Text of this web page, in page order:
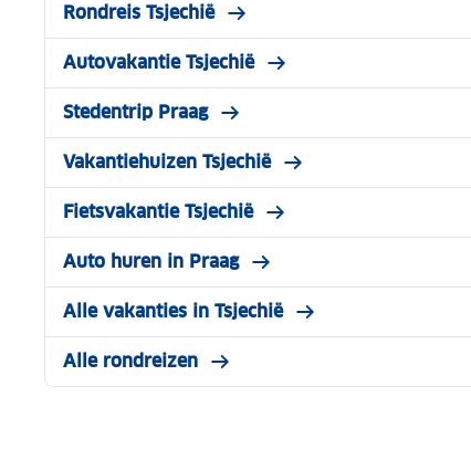
Rondreis Tsjechië
Autovakantie Tsjechië
Stedentrip Praag
Vakantiehuizen Tsjechië
Fietsvakantie Tsjechië
Auto huren in Praag
Alle vakanties in Tsjechië
Alle rondreizen